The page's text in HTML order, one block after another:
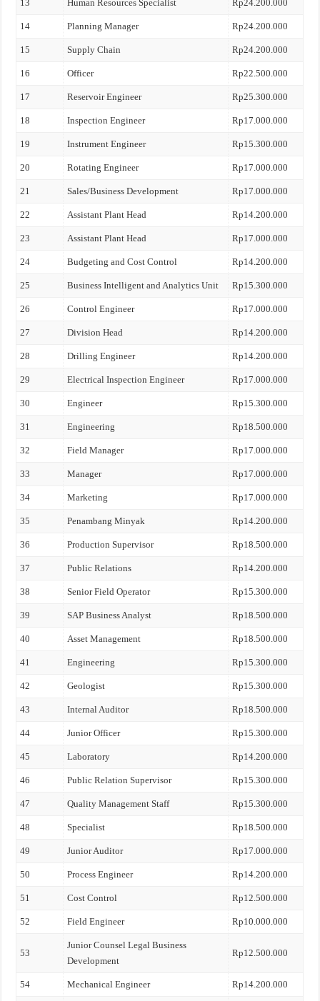
13 Human Resources Specialist Rp24.200.000
14 Planning Manager Rp24.200.000
15 Supply Chain Rp24.200.000
16 Officer Rp22.500.000
17 Reservoir Engineer Rp25.300.000
18 Inspection Engineer Rp17.000.000
19 Instrument Engineer Rp15.300.000
20 Rotating Engineer Rp17.000.000
21 Sales/Business Development Rp17.000.000
22 Assistant Plant Head Rp14.200.000
23 Assistant Plant Head Rp17.000.000
24 Budgeting and Cost Control Rp14.200.000
25 Business Intelligent and Analytics Unit Rp15.300.000
26 Control Engineer Rp17.000.000
27 Division Head Rp14.200.000
28 Drilling Engineer Rp14.200.000
29 Electrical Inspection Engineer Rp17.000.000
30 Engineer Rp15.300.000
31 Engineering Rp18.500.000
32 Field Manager Rp17.000.000
33 Manager Rp17.000.000
34 Marketing Rp17.000.000
35 Penambang Minyak Rp14.200.000
36 Production Supervisor Rp18.500.000
37 Public Relations Rp14.200.000
38 Senior Field Operator Rp15.300.000
39 SAP Business Analyst Rp18.500.000
40 Asset Management Rp18.500.000
41 Engineering Rp15.300.000
42 Geologist Rp15.300.000
43 Internal Auditor Rp18.500.000
44 Junior Officer Rp15.300.000
45 Laboratory Rp14.200.000
46 Public Relation Supervisor Rp15.300.000
47 Quality Management Staff Rp15.300.000
48 Specialist Rp18.500.000
49 Junior Auditor Rp17.000.000
50 Process Engineer Rp14.200.000
51 Cost Control Rp12.500.000
52 Field Engineer Rp10.000.000
53
Junior Counsel Legal Business
Development
Rp12.500.000
54 Mechanical Engineer Rp14.200.000